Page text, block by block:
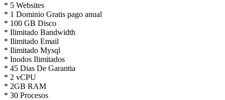
* 5 Websites
* 1 Dominio Gratis pago anual
* 100 GB Disco
* Ilimitado Bandwidth
* Ilimitado Email
* Ilimitado Mysql
* Inodos Ilimitados
* 45 Dias De Garantia
* 2 vCPU
* 2GB RAM
* 30 Procesos